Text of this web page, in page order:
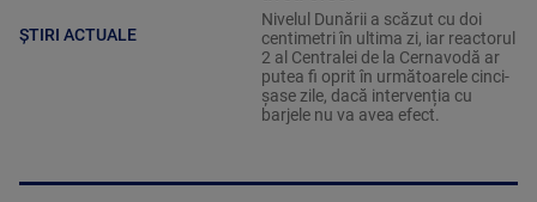
ȘTIRI ACTUALE
Nivelul Dunării a scăzut cu doi
centimetri în ultima zi, iar reactorul
2 al Centralei de la Cernavodă ar
putea fi oprit în următoarele cinci-
șase zile, dacă intervenția cu
barjele nu va avea efect.